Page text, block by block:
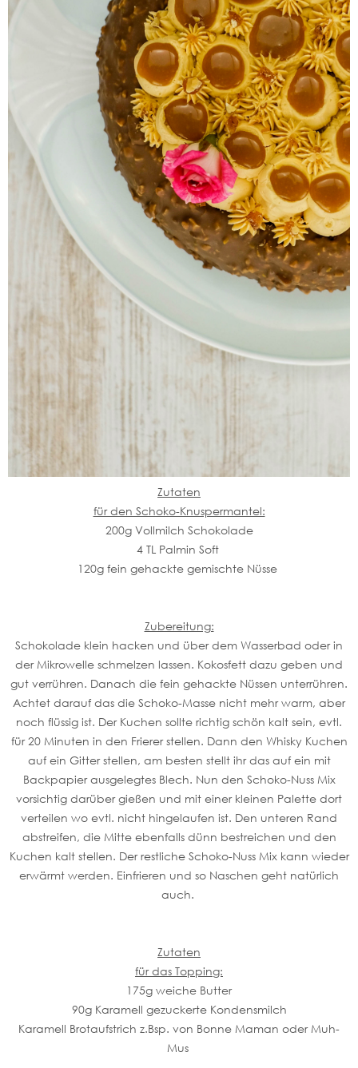
Zutaten
für den Schoko-Knuspermantel:
200g Vollmilch Schokolade
4 TL Palmin Soft
120g fein gehackte gemischte Nüsse
Zubereitung:
Schokolade klein hacken und über dem Wasserbad oder in
der Mikrowelle schmelzen lassen. Kokosfett dazu geben und
gut verrühren. Danach die fein gehackte Nüssen unterrühren.
Achtet darauf das die Schoko-Masse nicht mehr warm, aber
noch flüssig ist. Der Kuchen sollte richtig schön kalt sein, evtl.
für 20 Minuten in den Frierer stellen. Dann den Whisky Kuchen
auf ein Gitter stellen, am besten stellt ihr das auf ein mit
Backpapier ausgelegtes Blech. Nun den Schoko-Nuss Mix
vorsichtig darüber gießen und mit einer kleinen Palette dort
verteilen wo evtl. nicht hingelaufen ist. Den unteren Rand
abstreifen, die Mitte ebenfalls dünn bestreichen und den
Kuchen kalt stellen. Der restliche Schoko-Nuss Mix kann wieder
erwärmt werden. Einfrieren und so Naschen geht natürlich
auch.
Zutaten
für das Topping:
175g weiche Butter
90g Karamell gezuckerte Kondensmilch
Karamell Brotaufstrich z.Bsp. von Bonne Maman oder Muh-
Mus